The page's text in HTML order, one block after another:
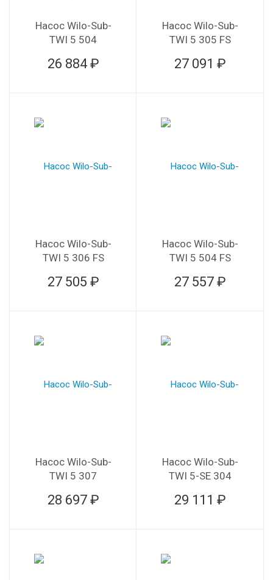
Насос Wilo-Sub-
TWI 5 504
26 884 ₽
Насос Wilo-Sub-
TWI 5 305 FS
27 091 ₽
Насос Wilo-Sub-
TWI 5 306 FS
27 505 ₽
Насос Wilo-Sub-
TWI 5 504 FS
27 557 ₽
Насос Wilo-Sub-
TWI 5 307
28 697 ₽
Насос Wilo-Sub-
TWI 5-SE 304
29 111 ₽